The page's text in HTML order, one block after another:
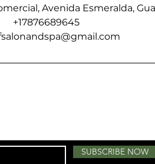
Avenida Esmeralda,
+17876689645
SUBSCRIBE NOW